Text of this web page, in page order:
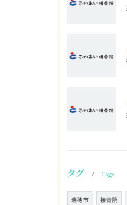
タグ Tags
瑞穂市 接骨院